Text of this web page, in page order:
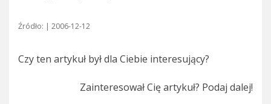
Źródło: | 2006-12-12
Czy ten artykuł był dla Ciebie interesujący?
Zainteresował Cię artykuł? Podaj dalej!